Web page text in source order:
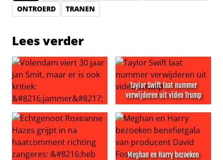
ONTROERD
TRANEN
Lees verder
Volendam viert 30 jaar Jan Smit, maar er is ook kritiek:
Taylor Swift laat nummer
verwijderen uit video Trump
Taylor Swift laat nummer
Meghan en Harry bezoeken